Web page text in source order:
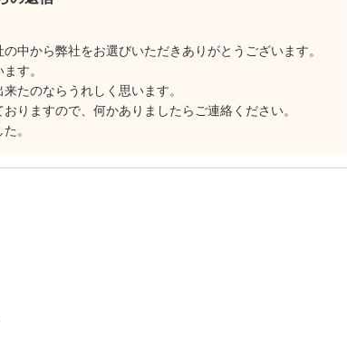
中から弊社をお選びいただきありがとうございます。
す。
たのならうれしく思います。
りますので、何かありましたらご連絡ください。
。